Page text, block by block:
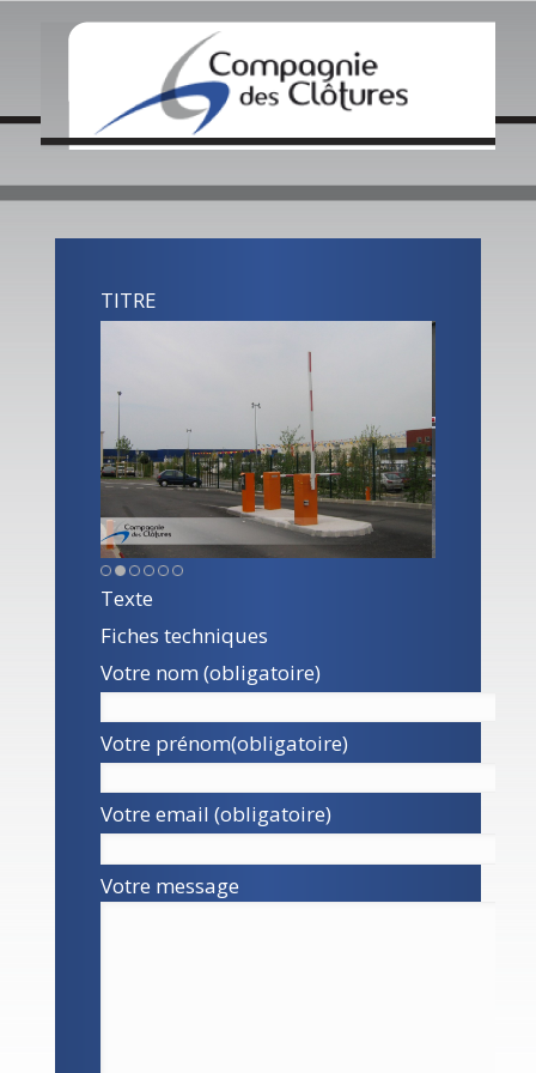
QUI SOMMES NOUS ?
NOS ACTUALITÉS
CRÉATIONS / INOVATIONS
TITRE
Texte
Fiches techniques
Votre nom (obligatoire)
Votre prénom(obligatoire)
Votre email (obligatoire)
Votre message